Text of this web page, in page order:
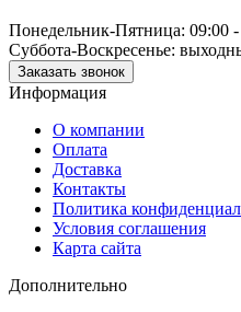
Понедельник-Пятница: 09:00
Суббота-Воскресенье:
Заказать звонок
Информация
О компании
Оплата
Доставка
Контакты
Политика
Условия соглашения
Карта сайта
Дополнительно